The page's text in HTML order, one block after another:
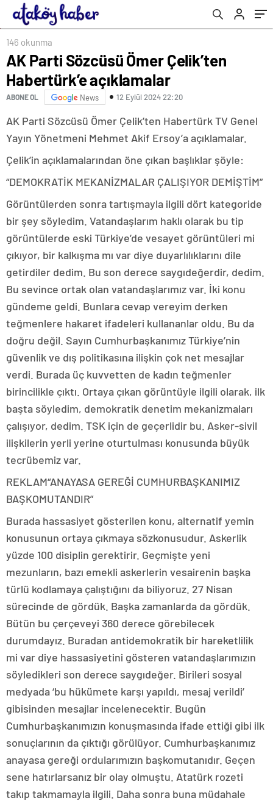
146 okunma
AK Parti Sözcüsü Ömer Çelik’ten
Habertürk’e açıklamalar
ABONE OL News 12 Eylül 2024 22:20
AK Parti Sözcüsü Ömer Çelik’ten Habertürk TV Genel
Yayın Yönetmeni Mehmet Akif Ersoy’a açıklamalar.
Çelik’in açıklamalarından öne çıkan başlıklar şöyle:
“DEMOKRATİK MEKANİZMALAR ÇALIŞIYOR DEMİŞTİM”
Görüntülerden sonra tartışmayla ilgili dört kategoride
bir şey söyledim. Vatandaşlarım haklı olarak bu tip
görüntülerde eski Türkiye’de vesayet görüntüleri mi
çıkıyor, bir kalkışma mı var diye duyarlılıklarını dile
getirdiler dedim. Bu son derece saygıdeğerdir, dedim.
Bu sevince ortak olan vatandaşlarımız var. İki konu
gündeme geldi. Bunlara cevap vereyim derken
teğmenlere hakaret ifadeleri kullananlar oldu. Bu da
doğru değil. Sayın Cumhurbaşkanımız Türkiye’nin
güvenlik ve dış politikasına ilişkin çok net mesajlar
verdi. Burada üç kuvvetten de kadın teğmenler
birincilikle çıktı. Ortaya çıkan görüntüyle ilgili olarak, ilk
başta söyledim, demokratik denetim mekanizmaları
çalışıyor, dedim. TSK için de geçerlidir bu. Asker-sivil
ilişkilerin yerli yerine oturtulması konusunda büyük
tecrübemiz var.
REKLAM“ANAYASA GEREĞİ CUMHURBAŞKANIMIZ
BAŞKOMUTANDIR”
Burada hassasiyet gösterilen konu, alternatif yemin
konusunun ortaya çıkmaya sözkonusudur. Askerlik
yüzde 100 disiplin gerektirir. Geçmişte yeni
mezunların, bazı emekli askerlerin vesairenin başka
türlü kodlamaya çalıştığını da biliyoruz. 27 Nisan
sürecinde de gördük. Başka zamanlarda da gördük.
Bütün bu çerçeveyi 360 derece görebilecek
durumdayız. Buradan antidemokratik bir hareketlilik
mi var diye hassasiyetini gösteren vatandaşlarımızın
söyledikleri son derece saygıdeğer. Birileri sosyal
medyada ‘bu hükümete karşı yapıldı, mesaj verildi’
gibisinden mesajlar incelenecektir. Bugün
Cumhurbaşkanımızın konuşmasında ifade ettiği gibi ilk
sonuçlarının da çıktığı görülüyor. Cumhurbaşkanımız
anayasa gereği ordularımızın başkomutanıdır. Geçen
sene hatırlarsanız bir olay olmuştu. Atatürk rozeti
takıp takmamayla ilgili. Daha sonra buna müdahale